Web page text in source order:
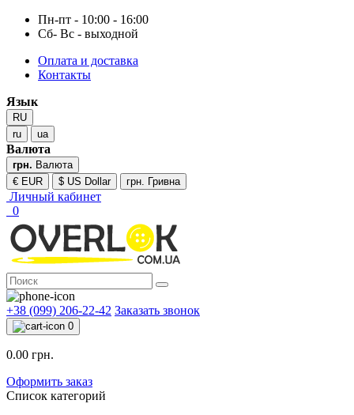
Пн-пт - 10:00 - 16:00
Сб- Вс - выходной
Оплата и доставка
Контакты
Язык
RU
ru
ua
Валюта
грн. Валюта
€ EUR
$ US Dollar грн. Гривна
Личный кабинет
0
+38 (099) 206-22-42 Заказать звонок
0
0.00 грн.
Оформить заказ
Список категорий